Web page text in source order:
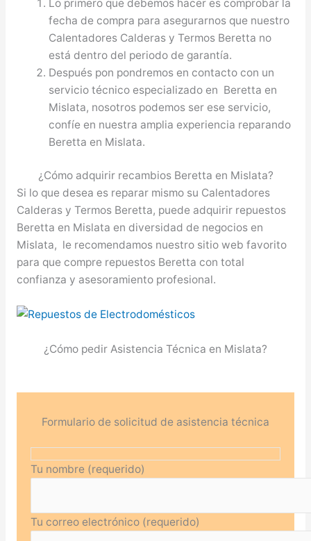
Lo primero que debemos hacer es comprobar la
fecha de compra para asegurarnos que nuestro
Calentadores Calderas y Termos Beretta no
está dentro del periodo de garantía.
Después pon pondremos en contacto con un
servicio técnico especializado en Beretta en
Mislata, nosotros podemos ser ese servicio,
confíe en nuestra amplia experiencia reparando
Beretta en Mislata.
¿Cómo adquirir recambios Beretta en Mislata?
Si lo que desea es reparar mismo su Calentadores
Calderas y Termos Beretta, puede adquirir repuestos
Beretta en Mislata en diversidad de negocios en
Mislata, le recomendamos nuestro sitio web favorito
para que compre repuestos Beretta con total
confianza y asesoramiento profesional.
¿Cómo pedir Asistencia Técnica en Mislata?
Formulario de solicitud de asistencia técnica
Tu nombre (requerido)
Tu correo electrónico (requerido)